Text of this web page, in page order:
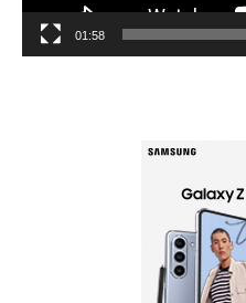
01:58